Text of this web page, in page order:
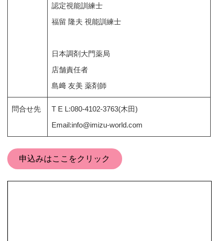
認定視能訓練士
福留 隆夫 視能訓練士
日本調剤大門薬局
店舗責任者
島﨑 友美 薬剤師
問合せ先
T E L:080-4102-3763(木田)
Email:info@imizu-world.com
申込みはここをクリック